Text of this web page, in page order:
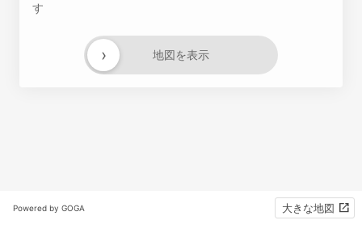
す
地図を表示
›
Powered by GOGA 大きな地図